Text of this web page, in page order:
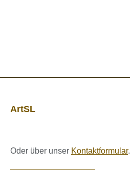
ArtSL
Oder über unser Kontaktformular.